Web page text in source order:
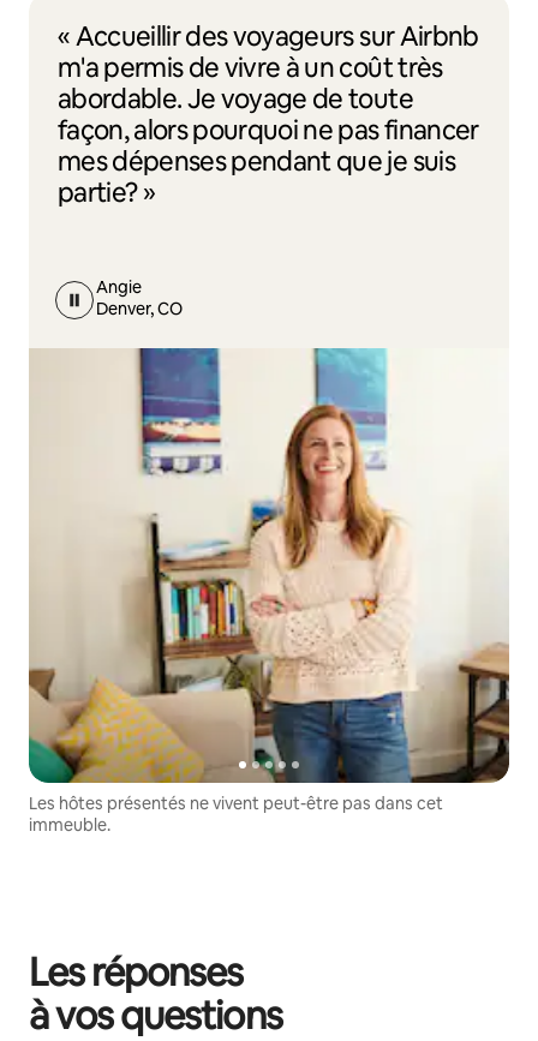
« Accueillir des voyageurs sur Airbnb
m'a permis de vivre à un coût très
abordable. Je voyage de toute
façon, alors pourquoi ne pas financer
mes dépenses pendant que je suis
partie? »
Angie
Denver, CO
Les hôtes présentés ne vivent peut-être pas dans cet
immeuble.
Les réponses
à vos questions